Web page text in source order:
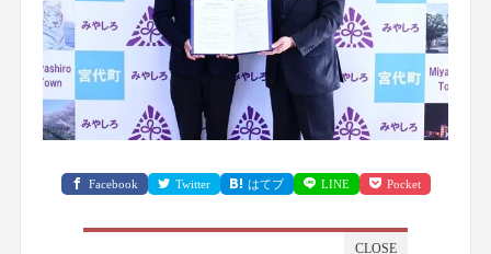
Facebook Twitter はてブ LINE Pocket